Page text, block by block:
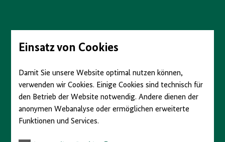
Seiteninhalt
springenEinsatz von Cookies
Damit Sie unsere Website optimal nutzen können,
verwenden wir Cookies. Einige Cookies sind technisch für
den Betrieb der Website notwendig. Andere dienen der
anonymen Webanalyse oder ermöglichen erweiterte
Funktionen und Services.